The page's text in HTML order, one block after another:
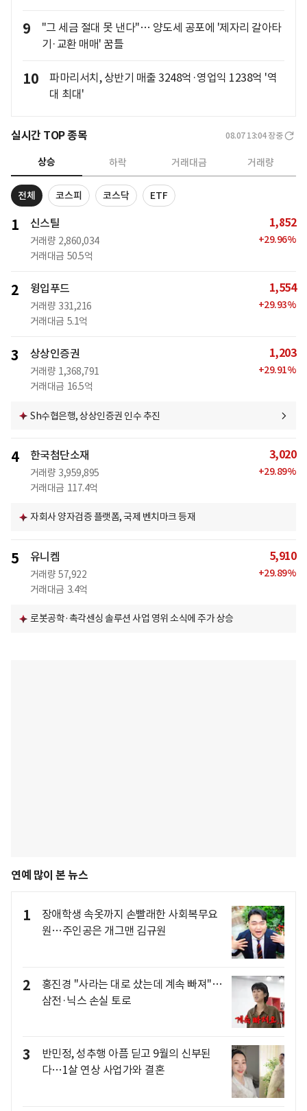
9
"그 세금 절대 못 낸다"… 양도세 공포에 '제자리 갈아타
기·교환 매매' 꿈틀
10
파마리서치, 상반기 매출 3248억·영업익 1238억 '역
대 최대'
실시간 TOP 종목 08.07 13:04 장중
상승 하락 거래대금 거래량
전체 코스피 코스닥 ETF
1 신스틸
거래량 2,860,034
거래대금 50.5억
1,852
+29.96%
2 윙입푸드
거래량 331,216
거래대금 5.1억
1,554
+29.93%
3 상상인증권
거래량 1,368,791
거래대금 16.5억
1,203
+29.91%
Sh수협은행, 상상인증권 인수 추진
4 한국첨단소재
거래량 3,959,895
거래대금 117.4억
3,020
+29.89%
자회사 양자검증 플랫폼, 국제 벤치마크 등재
5 유니켐
거래량 57,922
거래대금 3.4억
5,910
+29.89%
로봇공학·촉각센싱 솔루션 사업 영위 소식에 주가 상승
연예 많이 본 뉴스
1
장애학생 속옷까지 손빨래한 사회복무요
원…주인공은 개그맨 김규원
2
홍진경 "사라는 대로 샀는데 계속 빠져"…
삼전·닉스 손실 토로
3
반민정, 성추행 아픔 딛고 9월의 신부된
다…1살 연상 사업가와 결혼